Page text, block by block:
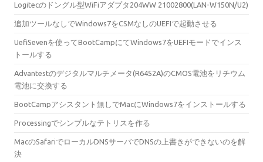
Logitecのドングル型WiFiアダプタ204WW 21002800(LAN-W150N/U2)
追加ツールなしでWindows7をCSMなしのUEFIで起動させる
UefiSevenを使ってBootCampにてWindows7をUEFIモードでインス
トールする
Advantestのデジタルマルチメータ(R6452A)のCMOS電池をリチウム
電池に交換する
BootCampアシスタント無しでMacにWindows7をインストールする
Processingでシンプルなテトリスを作る
MacのSafariでローカルDNSサーバでDNSの上書きができないのを解
決